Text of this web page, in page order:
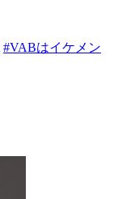
#VABはイケメン